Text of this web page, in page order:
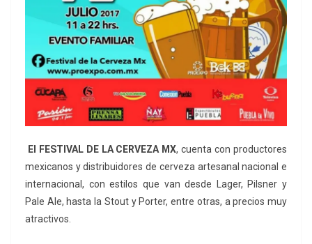
El FESTIVAL DE LA CERVEZA MX, cuenta con productores
mexicanos y distribuidores de cerveza artesanal nacional e
internacional, con estilos que van desde Lager, Pilsner y
Pale Ale, hasta la Stout y Porter, entre otras, a precios muy
atractivos.